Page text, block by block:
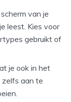
van je
leest. Kies voor
gebruikt of
je ook in het
zelfs aan te